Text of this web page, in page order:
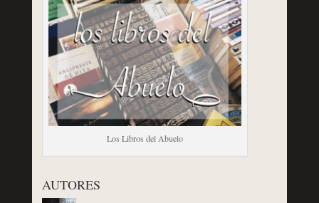
Los Libros del Abuelo
AUTORES